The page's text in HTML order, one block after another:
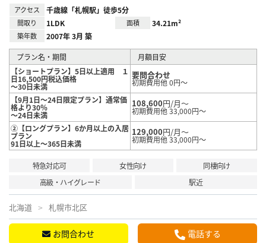
アクセス 千歳線「札幌駅」徒歩5分
間取り 1LDK 面積 34.21m²
築年数 2007年 3月 築
プラン名・期間
月額目安
【ショートプラン】5日以上適用 １
日16,500円税込価格
～30日未満
要問合わせ
初期費用他 0円～
【9月1日～24日限定プラン】通常価
格より30％
～24日未満
108,600円/月～
初期費用他 33,000円～
②【ロングプラン】6か月以上の入居
プラン
91日以上～365日未満
129,000円/月～
初期費用他 33,000円～
特急対応可 女性向け
同棲向け
高級・ハイグレード
駅近
北海道 札幌市北区
お問合わせ 電話する